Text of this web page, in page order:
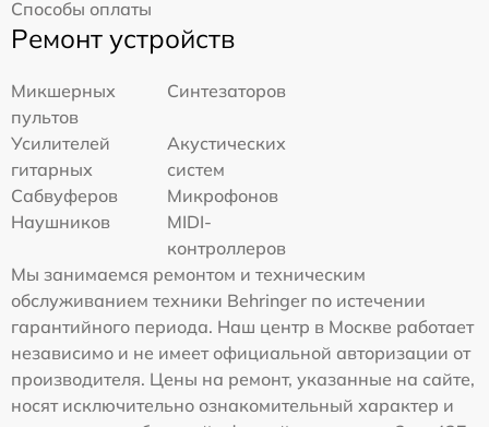
Способы оплаты
Ремонт устройств
Микшерных
пультов
Синтезаторов
Усилителей
гитарных
Акустических
систем
Сабвуферов
Микрофонов
Наушников
MIDI-
контроллеров
Мы занимаемся ремонтом и техническим
обслуживанием техники Behringer по истечении
гарантийного периода. Наш центр в Москве работает
независимо и не имеет официальной авторизации от
производителя. Цены на ремонт, указанные на сайте,
носят исключительно ознакомительный характер и